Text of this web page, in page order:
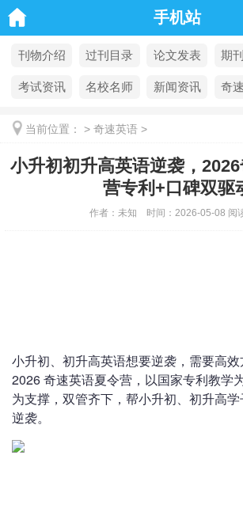
手机站
刊物介绍 过刊目录 论文发表 期
考试资讯 名校名师 新闻资讯 奇
当前位置： > 奇速英语 >
小升初初升高英语逆袭，
营专利+口碑双驱
作者： 未知 时间： 2026-05-08 阅
小升初、初升高英语想要逆袭，需要高效
2026 奇速英语夏令营，以国家专利教学
为支撑，双管齐下，帮小升初、初升高
逆袭。